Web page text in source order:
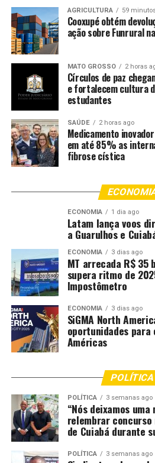
do Batalhão de Operações
Ostensivas Tático Móvel
Rodoviário (BPMTran),
(Cavalaria) e Proteção Ambiental
efetivos de rua, bem como as
Tática, Rondas e Ações
“A programação teve início em
escolas de samba e blocos na
seguimos com as ações nas
que possuem festas
segurança da população e
atuando com o policiamento
para essa atividade, não
diários, das operações
afirmou coronel Anderson Luiz
Fonte:PM MT – MT
Comentários
RELATED TOPICS: CARNAVAL
ESTADO
MILITAR OPERAÇÃO
POLICIA
POLICIA-MT
Polícia Civil captura condenado
Rondonópolis
DON'T MISS
Polícia Civil prende homem por
estelionato em Poconé
AGRICULTURA 59
Cooxupé obtém
ação sobre Funrural
MATO GROSSO 2 horas
Círculos de paz
e fortalecem cultura
estudantes
SAÚDE 2 horas ago
Medicamento
em até 85% as
fibrose cística
ECONOMIA 1 dia ago
Latam lança voos
a Guarulhos e
ECONOMIA 3 dias ago
MT arrecada R$ 35
supera ritmo de
Impostômetro
ECONOMIA 3 dias ago
SiGMA North
oportunidades para
Américas
POLÍTICA
POLÍTICA 3 semanas ago
“Nós deixamos
relembrar
de Cuiabá durante
POLÍTICA 3 semanas ago